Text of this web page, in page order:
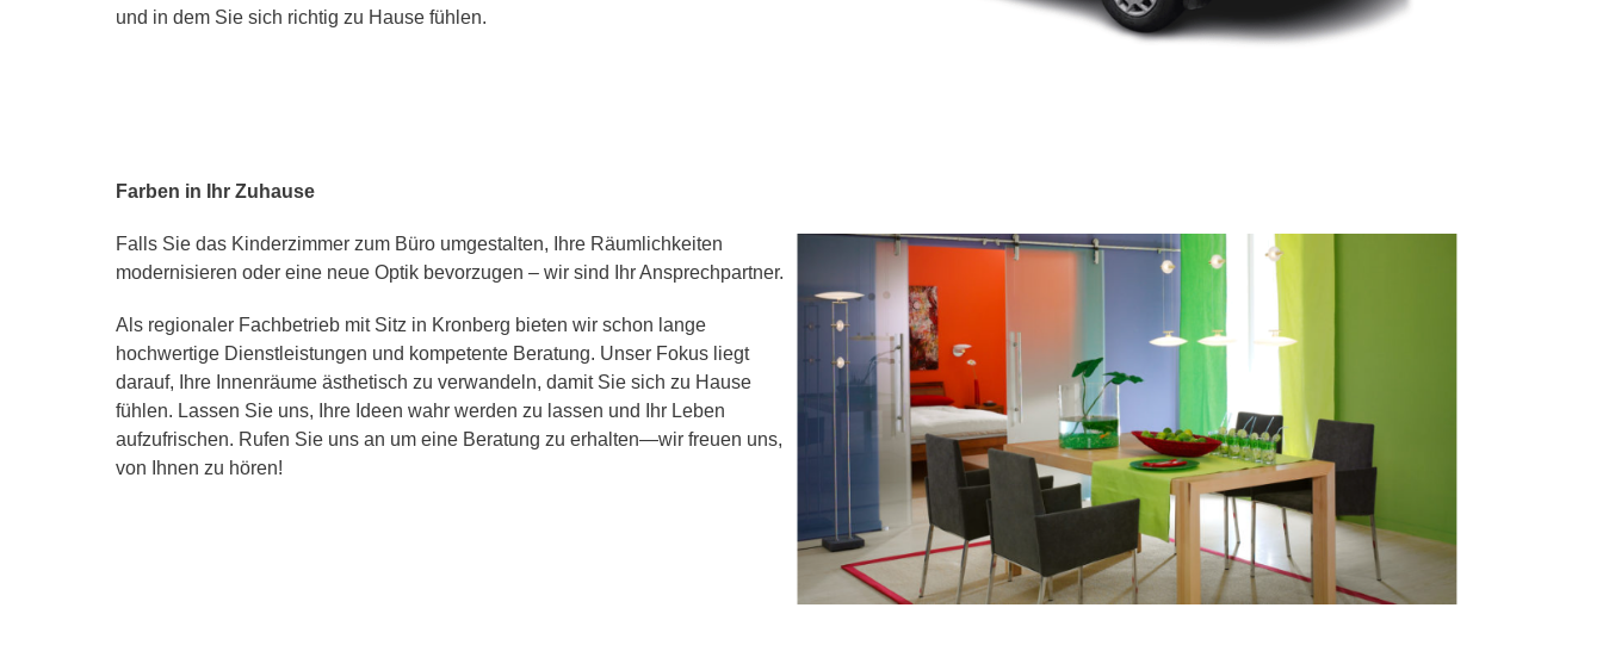
und in dem Sie sich richtig zu Hause fühlen.
Farben in Ihr Zuhause
Falls Sie das Kinderzimmer zum Büro umgestalten, Ihre Räumlichkeiten
modernisieren oder eine neue Optik bevorzugen – wir sind Ihr Ansprechpartner.
Als regionaler Fachbetrieb mit Sitz in Kronberg bieten wir schon lange
hochwertige Dienstleistungen und kompetente Beratung. Unser Fokus liegt
darauf, Ihre Innenräume ästhetisch zu verwandeln, damit Sie sich zu Hause
fühlen. Lassen Sie uns, Ihre Ideen wahr werden zu lassen und Ihr Leben
aufzufrischen. Rufen Sie uns an um eine Beratung zu erhalten—wir freuen uns,
von Ihnen zu hören!